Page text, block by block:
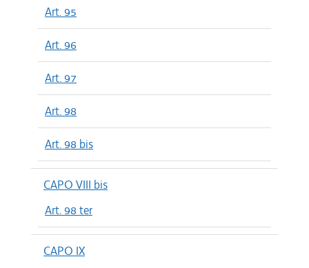
Art. 95
Art. 96
Art. 97
Art. 98
Art. 98 bis
CAPO VIII bis
Art. 98 ter
CAPO IX